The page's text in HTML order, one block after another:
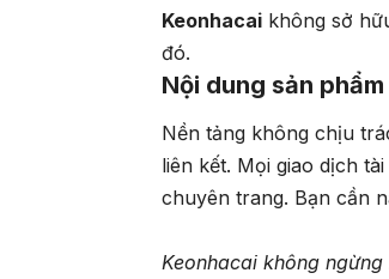
Keonhacai không sở
đó.
Nội dung sản
Nền tảng không chịu
liên kết. Mọi giao dịch
chuyên trang. Bạn cần
Keonhacai không